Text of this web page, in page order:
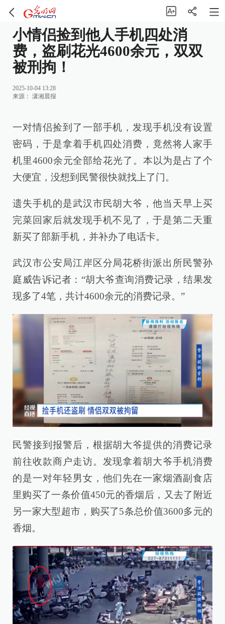
小情侣捡到他人手机四处消
费，盗刷花光4600余元，双双
被刑拘！
2025-10-04 13:28
来源： 潇湘晨报
一对情侣捡到了一部手机，发现手机没有设置
密码，于是拿着手机四处消费，竟然将人家手
机里4600余元全部给花光了。本以为是占了个
大便宜，没想到民警很快就找上了门。
遗失手机的是武汉市民胡大爷，他当天早上买
完菜回家后就发现手机不见了，于是第二天重
新买了部新手机，并补办了电话卡。
武汉市公安局江岸区分局花桥街派出所民警孙
庭威告诉记者：“胡大爷查询消费记录，结果发
现多了4笔，共计4600余元的消费记录。”
民警接到报警后，根据胡大爷提供的消费记录
前往收款商户走访。发现拿着胡大爷手机消费
的是一对年轻男女，他们先在一家烟酒副食店
里购买了一条价值450元的香烟后，又去了附近
另一家大型超市，购买了5条总价值3600多元的
香烟。